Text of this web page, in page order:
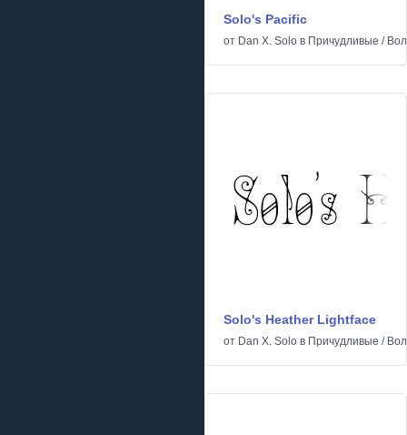
Solo's Pacific
от Dan X. Solo в Причудливые /
Solo's Heather Lightface
от Dan X. Solo в Причудливые /